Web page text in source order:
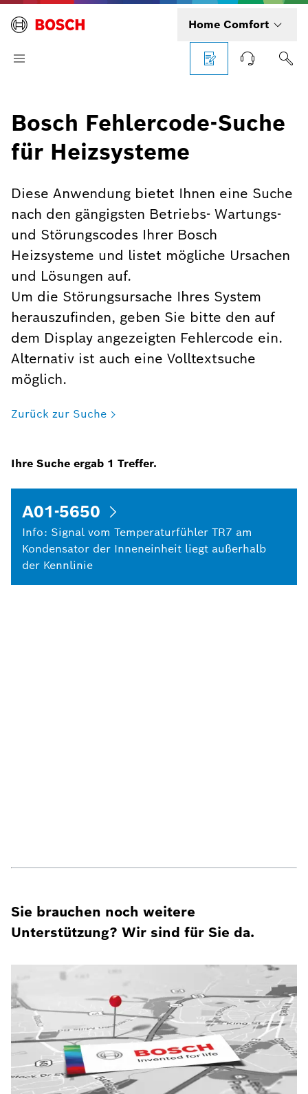
Home Comfort
Bosch Fehlercode-Suche
für Heizsysteme
Diese Anwendung bietet Ihnen eine Suche
nach den gängigsten Betriebs- Wartungs-
und Störungscodes Ihrer Bosch
Heizsysteme und listet mögliche Ursachen
und Lösungen auf.
Um die Störungsursache Ihres System
herauszufinden, geben Sie bitte den auf
dem Display angezeigten Fehlercode ein.
Alternativ ist auch eine Volltextsuche
möglich.
Zurück zur Suche
Ihre Suche ergab 1 Treffer.
A01-5650
Info: Signal vom Temperaturfühler TR7 am
Kondensator der Inneneinheit liegt außerhalb
der Kennlinie
Sie brauchen noch weitere
Unterstützung? Wir sind für Sie da.